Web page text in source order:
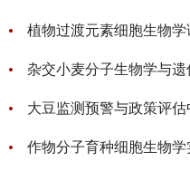
植物过渡元素细胞生物学
杂交小麦分子生物学与
大豆监测预警与政策评估
作物分子育种细胞生物学